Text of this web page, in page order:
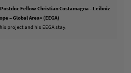
Fellow Christian Costamagna - Leibniz
– Global Area« (EEGA)
project and his EEGA stay.